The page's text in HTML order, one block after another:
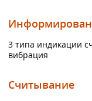
3 типа индикации
вибрация
Считывание